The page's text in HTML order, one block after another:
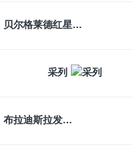
贝尔格莱德红星
采列
布拉迪斯拉发